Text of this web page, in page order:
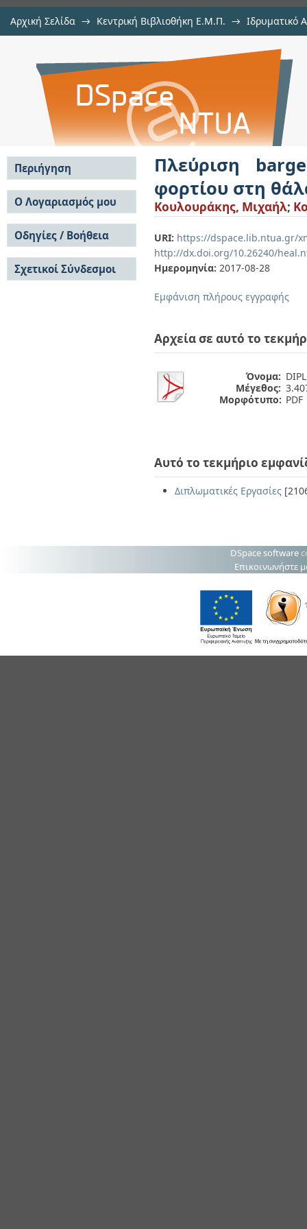
Αρχική Σελίδα → Κεντρική Βιβλιοθήκη Ε.Μ.Π. → Ιδρυματικό
Πλεύριση barge σε bulk carrier
Πλεύριση
φορτίου στη
Κουλουράκης, Μιχαήλ;
URI: https://dspace.lib.ntua.gr/
http://dx.doi.org/10.26240/
Ημερομηνία: 2017-08-28
Εμφάνιση πλήρους εγγραφής
Αρχεία σε αυτό το
Όνομα:
Μέγεθος:
Μορφότυπο: PDF
Αυτό το τεκμήριο
Διπλωματικές Εργασίες
Περιήγηση
Σε όλο το DSpace
Κοινότητες & Συλλογές
Ανά Ημερομηνία
Έκδοσης
Συγγραφείς
Τίτλοι
Θέματα
Ο Λογαριασμός μου
Σύνδεση
Εγγραφή
Οδηγίες / Βοήθεια
Οδηγίες Υποβολής
Οδηγίες Χρήσης ΙΑ
Συχνές Ερωτήσεις
Σχετικοί Σύνδεσμοι
DSpace software
Επικοινωνήστε